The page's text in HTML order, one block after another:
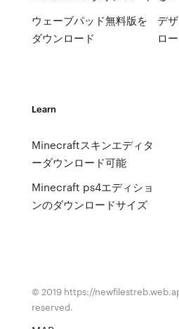
ウェーブパッド無料版を
ダウンロード
デ
ロ
Learn
Minecraftスキンエディタ
ーダウンロード可能
Minecraft ps4エディショ
ンのダウンロードサイズ
© 2019 https://
reserved.